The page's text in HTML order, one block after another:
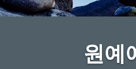
원예